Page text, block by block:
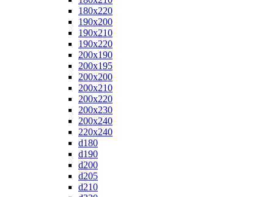
180x220
190x200
190x210
190x220
200x190
200x195
200x200
200x210
200x220
200x230
200x240
220x240
d180
d190
d200
d205
d210